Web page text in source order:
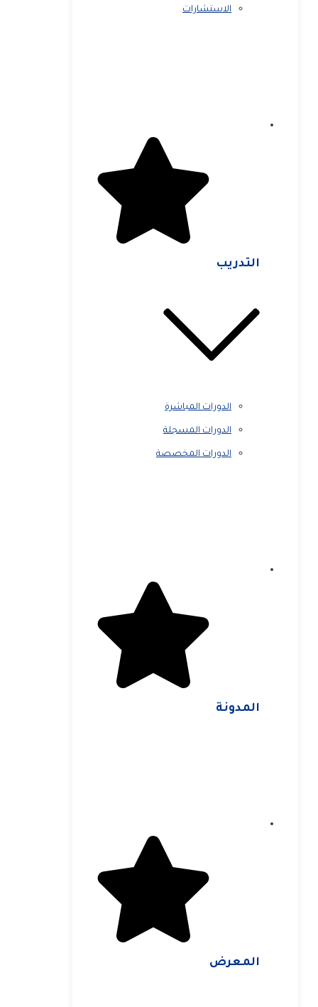
الاستشارات
التدريب
الدورات المباشرة
الدورات المسجلة
الدورات المخصصة
المدونة
المعرض